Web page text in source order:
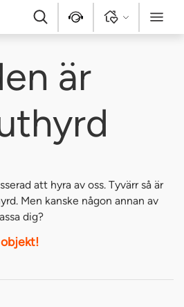
Sök Kontakt Logga in Meny
är
att hyra av oss. Tyvärr så är
Men kanske någon annan av
dig?
objekt!